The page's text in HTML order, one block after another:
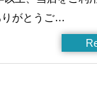
りがとうご…